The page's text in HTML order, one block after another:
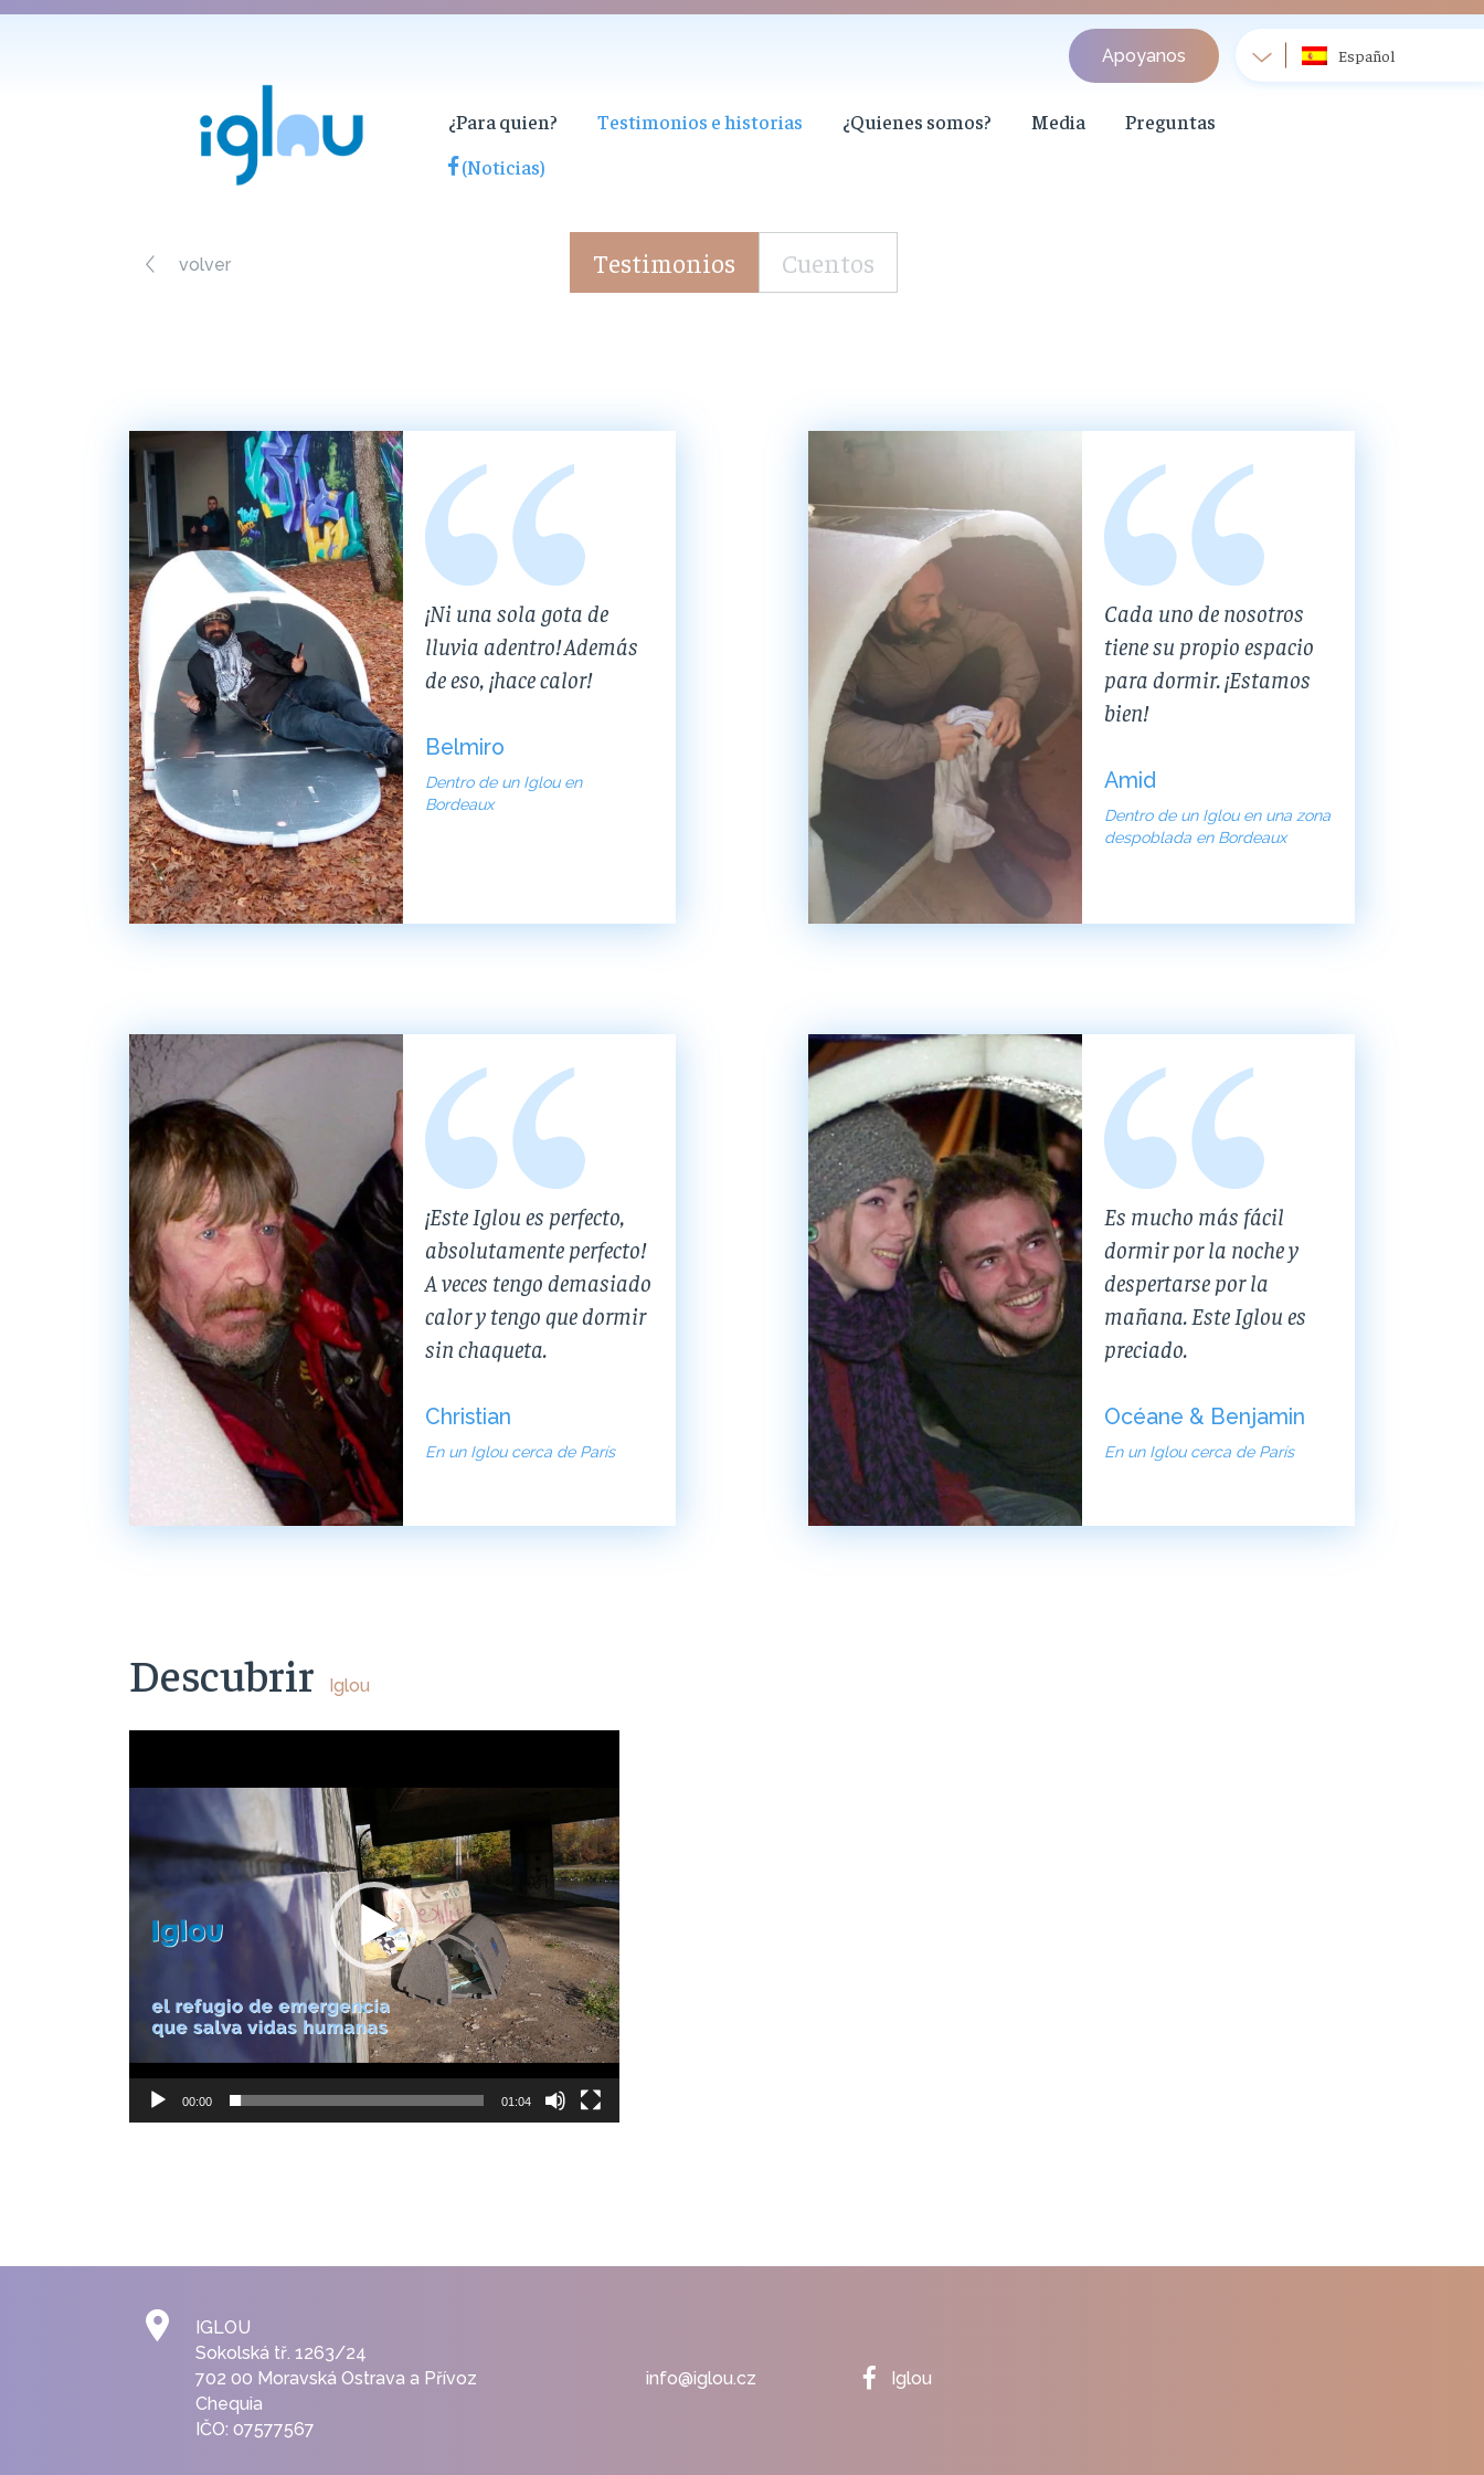
Apoyanos Español
¿Para quien? Testimonios e historias ¿Quienes somos? Media
Preguntas
(Noticias)
volver Testimonios Cuentos
¡Ni una sola gota de
lluvia adentro! Además
de eso, ¡hace calor!
Belmiro
Dentro de un Iglou en
Bordeaux
Cada uno de nosotros
tiene su propio espacio
para dormir. ¡Estamos
bien!
Amid
Dentro de un Iglou en una zona
despoblada en Bordeaux
¡Este Iglou es perfecto,
absolutamente perfecto!
A veces tengo demasiado
calor y tengo que dormir
sin chaqueta.
Christian
En un Iglou cerca de París
Es mucho más fácil
dormir por la noche y
despertarse por la
mañana. Este Iglou es
preciado.
Océane & Benjamin
En un Iglou cerca de París
Descubrir Iglou
00:00 01:04
IGLOU
Sokolská tř. 1263/24
702 00 Moravská Ostrava a Přívoz
Chequia
IČO: 07577567
info@iglou.cz Iglou